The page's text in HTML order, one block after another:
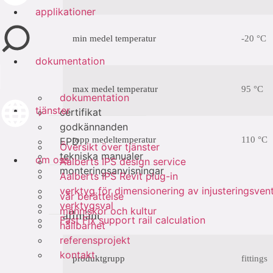
applikationer
dokumentation
dokumentation
certifikat
godkännanden
EPD
tekniska manualer
monteringsanvisningar
tjänster
Översikt över tjänster
Aalberts IPS design service
Aalberts IPS Revit plug-in
verktyg för dimensionering av
verktygsval
Fast Fix support rail calculation
om oss
vår berättelse
människor och kultur
hållbarhet
referensprojekt
kontakt
min medel temperatur -20 °C
max medel temperatur 95 °C
topp medeltemperatur 110 °C
allmänt
produktgrupp fittings